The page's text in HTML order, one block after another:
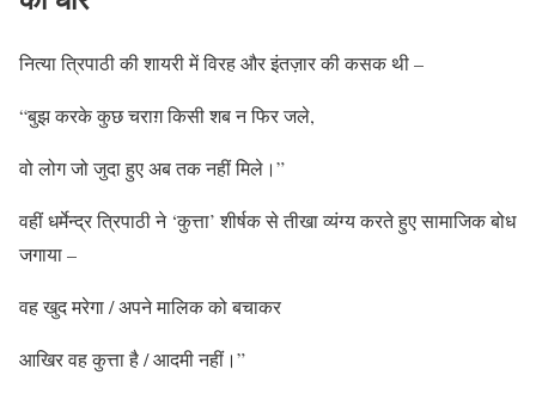
नित्या त्रिपाठी की शायरी में विरह और इंतज़ार की कसक थी –
“बुझ करके कुछ चराग़ किसी शब न फिर जले,
वो लोग जो जुदा हुए अब तक नहीं मिले।”
वहीं धर्मेन्द्र त्रिपाठी ने ‘कुत्ता’ शीर्षक से तीखा व्यंग्य करते हुए सामाजिक बोध
जगाया –
वह खुद मरेगा / अपने मालिक को बचाकर
आखिर वह कुत्ता है / आदमी नहीं।”